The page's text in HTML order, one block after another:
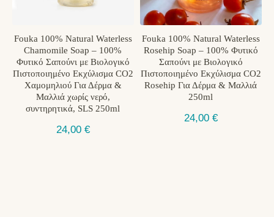
Fouka 100% Natural Waterless
Chamomile Soap – 100%
Φυτικό Σαπούνι με Βιολογικό
Πιστοποιημένο Εκχύλισμα CO2
Χαμομηλιού Για Δέρμα &
Μαλλιά χωρίς νερό,
συντηρητικά, SLS 250ml
24,00 €
Fouka 100% Natural Waterless
Rosehip Soap – 100% Φυτικό
Σαπούνι με Βιολογικό
Πιστοποιημένο Εκχύλισμα CO2
Rosehip Για Δέρμα & Μαλλιά
250ml
24,00 €